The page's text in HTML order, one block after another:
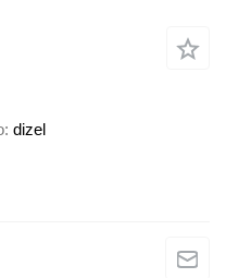
dizel